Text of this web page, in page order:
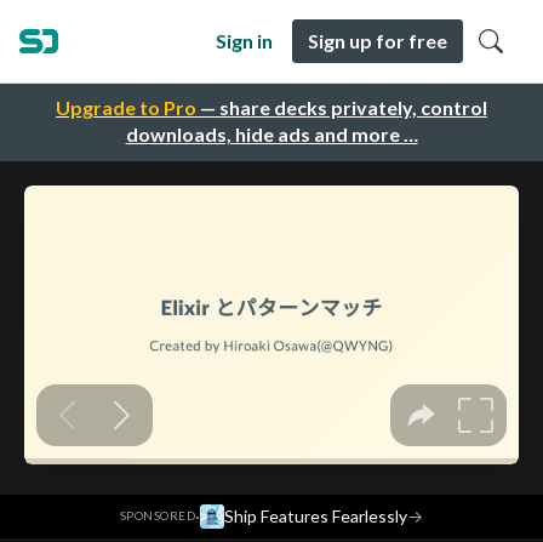
Upgrade to Pro — share decks privately, control
downloads, hide ads and more …
Sign in Sign up for free
SPONSORED· Ship Features Fearlessly→